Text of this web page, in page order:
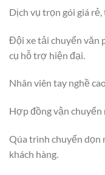
Dịch vụ trọn gói giá
Đội xe tải chuyển văn
cụ hỗ trợ hiện đại.
Nhân viên tay nghề
Hợp đồng vận chuyển
Qúa trình chuyển dọn
khách hàng.